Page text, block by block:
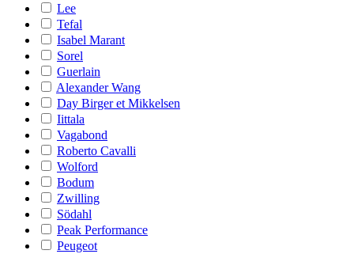
Lee
Tefal
Isabel Marant
Sorel
Guerlain
Alexander Wang
Day Birger et Mikkelsen
Iittala
Vagabond
Roberto Cavalli
Wolford
Bodum
Zwilling
Södahl
Peak Performance
Peugeot